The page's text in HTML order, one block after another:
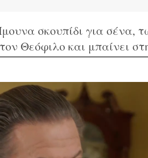
σκουπίδι για σένα,
Θεόφιλο και μπαίνει